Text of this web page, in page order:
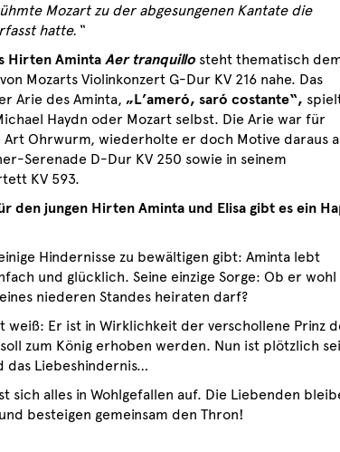
Mozart zu der abgesungenen Kantate die
hatte.“
Hirten Aminta Aer tranquillo steht thematisch
Mozarts Violinkonzert G-Dur KV 216 nahe. Das
Arie des Aminta, „L’ameró, saró costante“,
Haydn oder Mozart selbst. Die Arie war für
Art Ohrwurm, wiederholte er doch Motive daraus
Serenade D-Dur KV 250 sowie in seinem
KV 593.
den jungen Hirten Aminta und Elisa gibt es ein
Hindernisse zu bewältigen gibt: Aminta lebt
und glücklich. Seine einzige Sorge: Ob er wohl
niederen Standes heiraten darf?
weiß: Er ist in Wirklichkeit der verschollene Prinz
zum König erhoben werden. Nun ist plötzlich
das Liebeshindernis…
sich alles in Wohlgefallen auf. Die Liebenden
besteigen gemeinsam den Thron!